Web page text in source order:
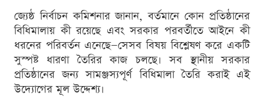
জ্যেষ্ঠ নির্বাচন কমিশনার জানান, বর্তমানে কোন প্রতিষ্ঠানের
বিধিমালায় কী রয়েছে এবং সরকার পরবর্তীতে আইনে কী
ধরনের পরিবর্তন এনেছে—সেসব বিষয় বিশ্লেষণ করে একটি
সুস্পষ্ট ধারণা তৈরির কাজ চলছে। সব স্থানীয় সরকার
প্রতিষ্ঠানের জন্য সামঞ্জস্যপূর্ণ বিধিমালা তৈরি করাই এই
উদ্যোগের মূল উদ্দেশ্য।